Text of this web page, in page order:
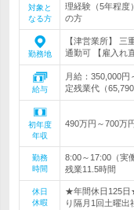
対象と
なる方
理経験（5年程度
の方
勤務地
【津営業所】
通勤可 【雇入れ
給与
月給：350,000
定残業代（
初年度
年収
490万円～700万
勤務
時間
8:00～17:00（実
残業11.5時間
休日
休暇
★年間休日125
り隔月1回土曜